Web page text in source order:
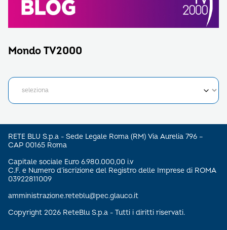
Mondo TV2000
RETE BLU S.p.a - Sede Legale Roma (RM) Via Aurelia 796 –
CAP 00165 Roma
Capitale sociale Euro 6.980.000,00 i.v
C.F. e Numero d’iscrizione del Registro delle Imprese di ROMA
03922811009
amministrazione.reteblu@pec.glauco.it
Copyright 2026 ReteBlu S.p.a - Tutti i diritti riservati.